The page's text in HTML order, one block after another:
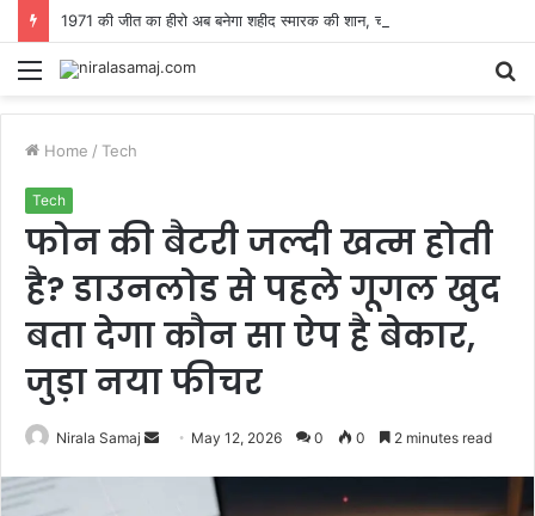
Menu
Home / Tech
Tech
फोन की बैटरी जल्दी खत्म होती
है? डाउनलोड से पहले गूगल खुद
बता देगा कौन सा ऐप है बेकार,
जुड़ा नया फीचर
Nirala Samaj
Send May 12, 2026 0 0 2 minutes read